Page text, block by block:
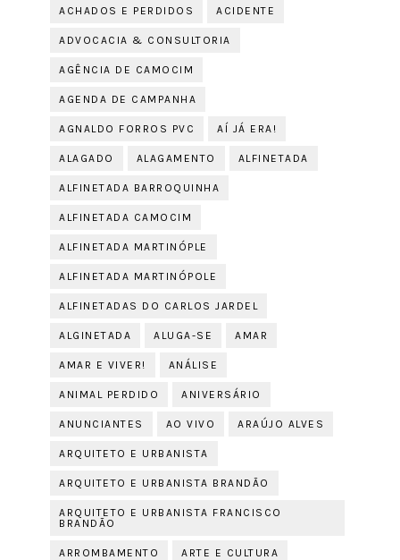
ACHADOS E PERDIDOS ACIDENTE
ADVOCACIA & CONSULTORIA
AGÊNCIA DE CAMOCIM
AGENDA DE CAMPANHA
AGNALDO FORROS PVC AÍ JÁ ERA!
ALAGADO ALAGAMENTO ALFINETADA
ALFINETADA BARROQUINHA
ALFINETADA CAMOCIM
ALFINETADA MARTINÓPLE
ALFINETADA MARTINÓPOLE
ALFINETADAS DO CARLOS JARDEL
ALGINETADA ALUGA-SE AMAR
AMAR E VIVER! ANÁLISE
ANIMAL PERDIDO ANIVERSÁRIO
ANUNCIANTES AO VIVO ARAÚJO ALVES
ARQUITETO E URBANISTA
ARQUITETO E URBANISTA BRANDÃO
ARQUITETO E URBANISTA FRANCISCO
BRANDÃO
ARROMBAMENTO ARTE E CULTURA